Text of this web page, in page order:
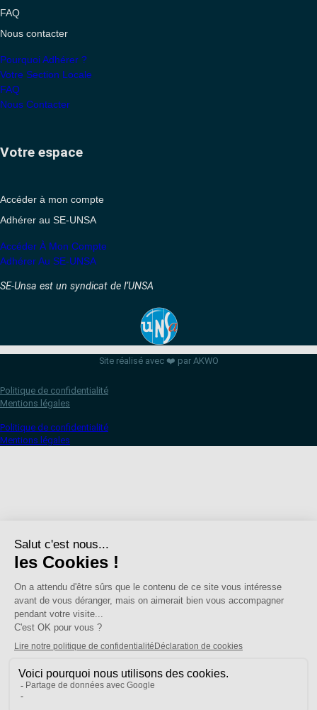
FAQ
Nous contacter
Pourquoi Adhérer ?
Votre Section Locale
FAQ
Nous Contacter
Votre espace
Accéder à mon compte
Adhérer au SE-UNSA
Accéder À Mon Compte
Adhérer Au SE-UNSA
SE-Unsa est un syndicat de l’UNSA
Site réalisé avec ❤️ par AKWO
Politique de confidentialité
Mentions légales
Politique de confidentialité
Mentions légales